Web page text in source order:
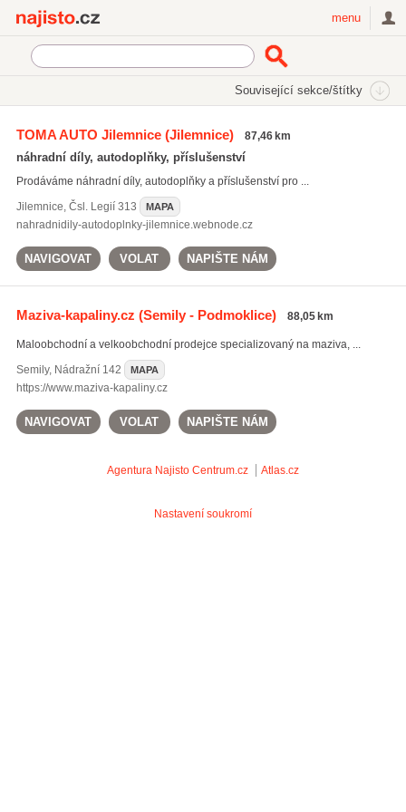
menu
Související sekce/štítky
brzdové kapaliny (125)
karbonové fólie(11)
Všechny související štítky
TOMA AUTO Jilemnice(Jilemnice) 87,46 km
náhradní díly, autodoplňky, příslušenství
Prodáváme náhradní díly, autodoplňky a příslušenství pro ...
Jilemnice, Čsl. Legií 313 MAPA
nahradnidily-autodoplnky-jilemnice.webnode.cz
NAVIGOVAT VOLAT NAPIŠTE NÁM
Maziva-kapaliny.cz (Semily - Podmoklice) 88,05 km
Maloobchodní a velkoobchodní prodejce specializovaný na maziva, ...
Semily, Nádražní 142 MAPA
https://www.maziva-kapaliny.cz
NAVIGOVAT VOLAT NAPIŠTE NÁM
Agentura Najisto Centrum.cz Atlas.cz
Nastavení soukromí